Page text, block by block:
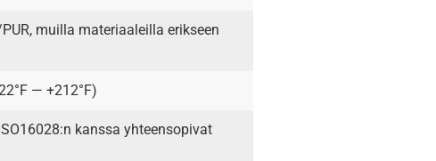
muilla materiaaleilla erikseen
— +212°F)
kanssa yhteensopivat